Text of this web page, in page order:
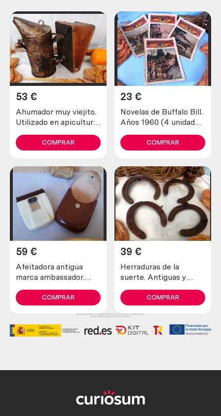
Ahumador muy viejito.
Utilizado en apicultura
abejas
53 €
COMPRAR
Novelas de Buffalo Bill.
Años 1960 (4 unidades
23 €
COMPRAR
Afeitadora antigua
marca ambassador.
colección
59 €
COMPRAR
Herraduras de la
suerte. Antiguas y
unidades)
39 €
COMPRAR